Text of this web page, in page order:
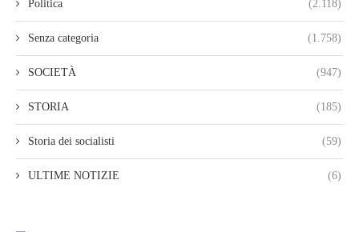
Politica (2.118)
Senza categoria (1.758)
SOCIETÀ (947)
STORIA (185)
Storia dei socialisti (59)
ULTIME NOTIZIE (6)